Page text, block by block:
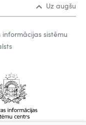
Uz augšu
sistēmu